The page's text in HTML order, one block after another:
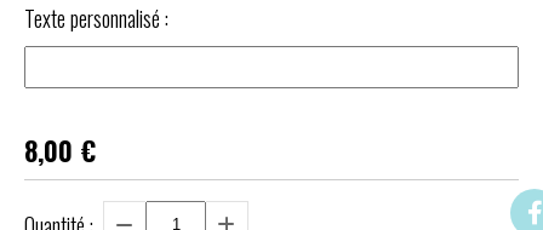
Texte personnalisé :
8,00 €